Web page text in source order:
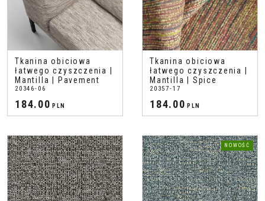
Tkanina obiciowa
łatwego czyszczenia |
Mantilla | Pavement
20346-06
184.00 PLN
Tkanina obiciowa
łatwego czyszczenia |
Mantilla | Spice
20357-17
184.00 PLN
NOWOŚĆ